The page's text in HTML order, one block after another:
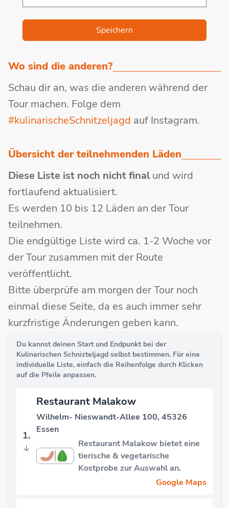
Speichern
Wo sind die anderen?
Schau dir an, was die anderen während der
Tour machen. Folge dem
#kulinarischeSchnitzeljagd auf Instagram.
Übersicht der teilnehmenden Läden
Diese Liste ist noch nicht finalund wird
fortlaufend aktualisiert.
Es werden 10 bis 12 Läden an der Tour
teilnehmen.
Die endgültige Liste wird ca. 1-2 Woche vor
der Tour zusammen mit der Route
veröffentlicht.
Bitte überprüfe am morgen der Tour noch
einmal diese Seite, da es auch immer sehr
kurzfristige Änderungen geben kann.
Du kannst deinen Start und Endpunkt bei der
Kulinarischen Schnizteljagd selbst bestimmen. Für eine
individuelle Liste, einfach die Reihenfolge durch Klicken
auf die Pfeile anpassen.
1.
↓
Restaurant Malakow
Wilhelm- Nieswandt-Allee 100, 45326
Essen
Restaurant Malakow bietet eine
tierische & vegetarische
Kostprobe zur Auswahl an.
Google Maps